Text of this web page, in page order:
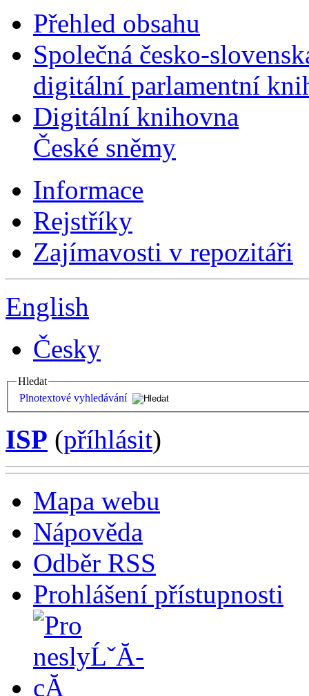
Přehled obsahu
Společná česko-
digitální parlamentní
Digitální knihovna
České sněmy
Informace
Rejstříky
Zajímavosti v repozitáři
English
Česky
Hledat
Plnotextové vyhledávání
ISP (příhlásit)
Mapa webu
Nápověda
Odběr RSS
Prohlášení přístupnosti